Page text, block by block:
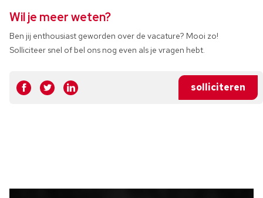
Wil je meer weten?
Ben jij enthousiast geworden over de vacature? Mooi zo!
Solliciteer snel of bel ons nog even als je vragen hebt.
solliciteren